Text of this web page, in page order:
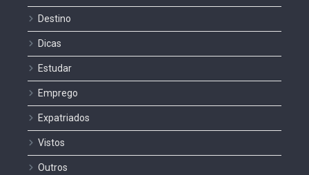
Destino
Dicas
Estudar
Emprego
Expatriados
Vistos
Outros